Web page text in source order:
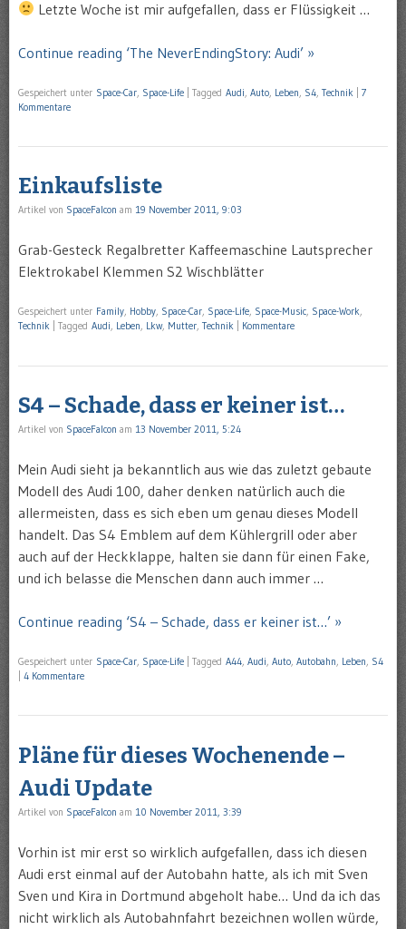
Letzte Woche ist mir aufgefallen, dass er Flüssigkeit …
Continue reading ‘The NeverEndingStory: Audi’ »
Gespeichert unter Space-Car Space-Life Tagged Audi Auto Leben S4 Technik
7
Kommentare
Einkaufsliste
Artikel von SpaceFalcon am 19 November 2011, 9:03
Grab-Gesteck Regalbretter Kaffeemaschine Lautsprecher
Elektrokabel Klemmen S2 Wischblätter
Gespeichert unter Family, Hobby, Space-Car, Space-Life, Space-Music, Space-Work,
Technik
Tagged Audi, Leben, Lkw, Mutter, Technik Kommentare
S4 – Schade, dass er keiner ist…
Artikel von SpaceFalcon am 13 November 2011, 5:24
Mein Audi sieht ja bekanntlich aus wie das zuletzt gebaute
Modell des Audi 100, daher denken natürlich auch die
allermeisten, dass es sich eben um genau dieses Modell
handelt. Das S4 Emblem auf dem Kühlergrill oder aber
auch auf der Heckklappe, halten sie dann für einen Fake,
und ich belasse die Menschen dann auch immer …
Continue reading ‘S4 – Schade, dass er keiner ist…’ »
Gespeichert unter Space-Car, Space-Life Tagged A44, Audi, Auto, Autobahn, Leben, S4
4 Kommentare
Pläne für dieses Wochenende –
Audi Update
Artikel von SpaceFalcon am 10 November 2011, 3:39
Vorhin ist mir erst so wirklich aufgefallen, dass ich diesen
Audi erst einmal auf der Autobahn hatte, als ich mit Sven
Sven und Kira in Dortmund abgeholt habe… Und da ich das
nicht wirklich als Autobahnfahrt bezeichnen wollen würde,